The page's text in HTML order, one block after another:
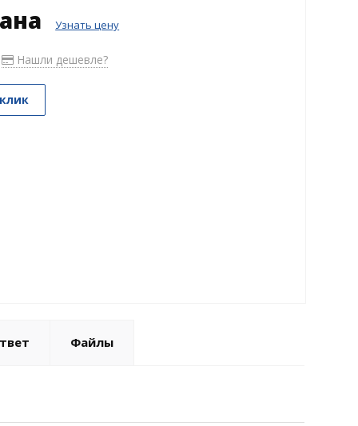
Узнать цену
Нашли дешевле?
Файлы